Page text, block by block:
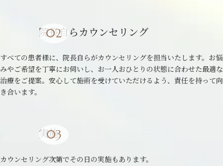
院長自らカウンセリング
すべての患者様に、院長自らがカウンセリングを担当いたします。お悩
みやご希望を丁寧にお伺いし、お一人おひとりの状態に合わせた最適な
治療をご提案。安心して施術を受けていただけるよう、責任を持って向
き合います。
実施
カウンセリング次第でその日の実施もあります。